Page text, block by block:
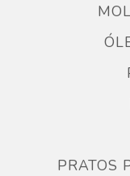
PRATOS